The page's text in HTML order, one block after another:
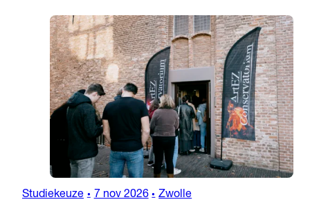
Studiekeuze • 7 nov 2026 • Zwolle